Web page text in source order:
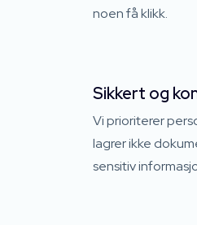
noen få klikk.
Sikkert og
Vi prioriterer
lagrer ikke
sensitiv